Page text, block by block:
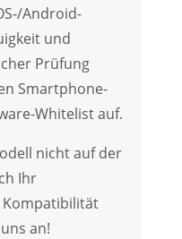
Android-
und
Prüfung
Smartphone-
Whitelist auf.
nicht auf der
Ihr
an!